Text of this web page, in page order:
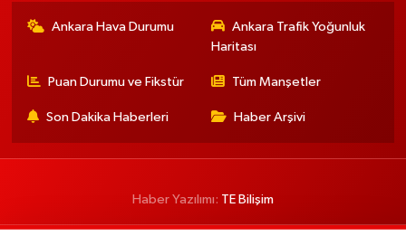
Ankara Hava Durumu
Ankara Trafik Yoğunluk
Haritası
Puan Durumu ve Fikstür Tüm Manşetler
Son Dakika Haberleri Haber Arşivi
Haber Yazılımı: TE Bilişim